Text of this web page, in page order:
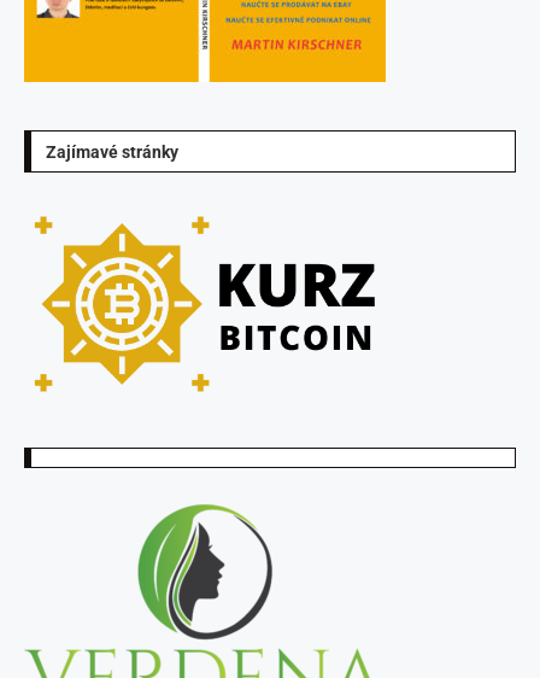
Zajímavé stránky